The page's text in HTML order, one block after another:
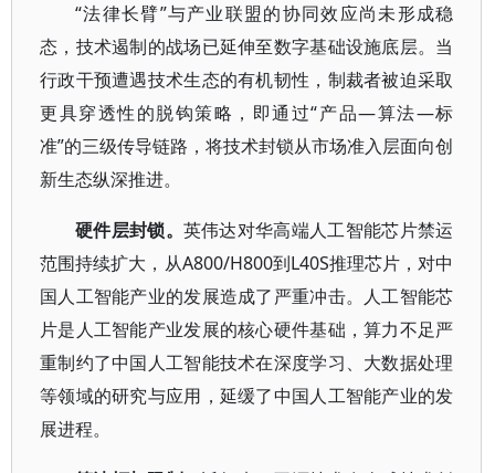
“法律长臂”与产业联盟的协同效应尚未形成稳
态，技术遏制的战场已延伸至数字基础设施底层。当
行政干预遭遇技术生态的有机韧性，制裁者被迫采取
更具穿透性的脱钩策略，即通过“产品—算法—标
准”的三级传导链路，将技术封锁从市场准入层面向创
新生态纵深推进。
硬件层封锁。 英伟达对华高端人工智能芯片禁运
范围持续扩大，从A800/H800到L40S推理芯片，对中
国人工智能产业的发展造成了严重冲击。人工智能芯
片是人工智能产业发展的核心硬件基础，算力不足严
重制约了中国人工智能技术在深度学习、大数据处理
等领域的研究与应用，延缓了中国人工智能产业的发
展进程。